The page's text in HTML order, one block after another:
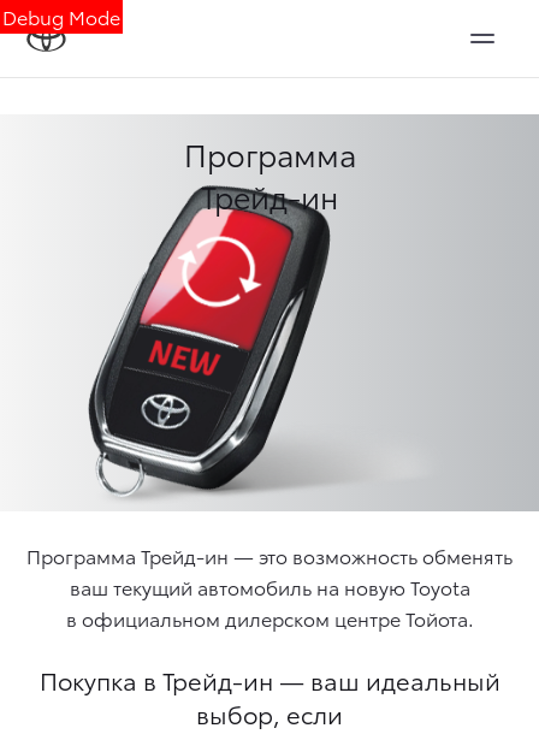
Debug Mode
Программа
Трейд-ин
Программа Трейд-ин — это возможность обменять
ваш текущий автомобиль на новую Toyota
в официальном дилерском центре Тойота.
Покупка в Трейд-ин — ваш идеальный
выбор, если